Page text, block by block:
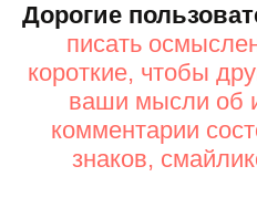
Дорогие
писать
короткие, чтобы
ваши мысли об
комментарии
знаков,